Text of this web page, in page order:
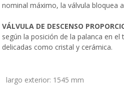
nominal máximo, la válvula bloquea
VÁLVULA DE DESCENSO
según la posición de la palanca en
delicadas como cristal y cerámica.
largo exterior: 1545 mm